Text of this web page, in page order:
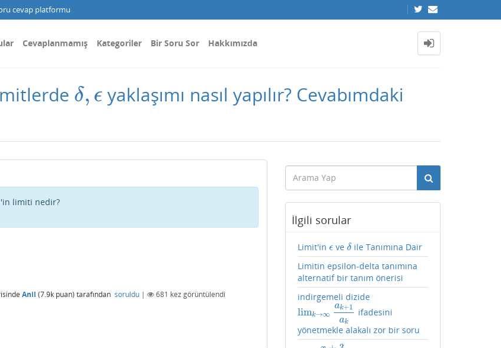
cevap platformu
Cevaplanmamış Kategoriler Bir Soru Sor Hakkımızda
δ, ϵ
δ,ϵ yaklaşımı nasıl yapılır? Cevabımdaki
'in limiti nedir?
Anil (7.9k puan) tarafından soruldu | 681 kez görüntülendi
İlgili sorular
Limit'in ϵ
ϵve δ
δile Tanımına Dair
Limitin epsilon-delta tanımına
alternatif bir tanım önerisi
indirgemeli dizide
limk→∞
ak+1
ak
limk→∞a k+1ak ifadesini
yönetmekle alakalı zor bir soru